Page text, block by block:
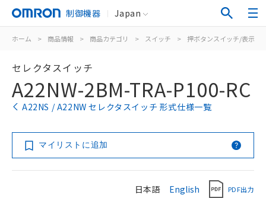
制御機器 Japan
ホーム > 商品情報 > 商品カテゴリ > スイッチ > 押ボタンスイッチ/表示灯
セレクタスイッチ
A22NW-2BM-TRA-P100-RC
A22NS / A22NW セレクタスイッチ 形式仕様一覧
マイリストに追加
日本語 English PDF出力